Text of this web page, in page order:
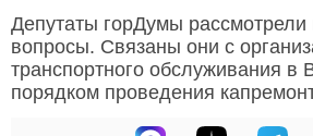
Депутаты горДумы рассмотрели
вопросы. Связаны они с
транспортного обслуживания в
порядком проведения